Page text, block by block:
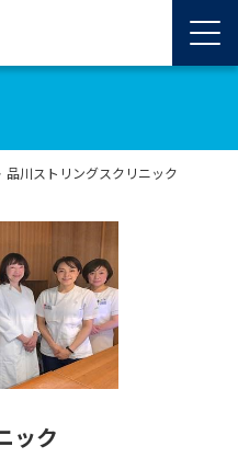
品川ストリングスクリニック
ック